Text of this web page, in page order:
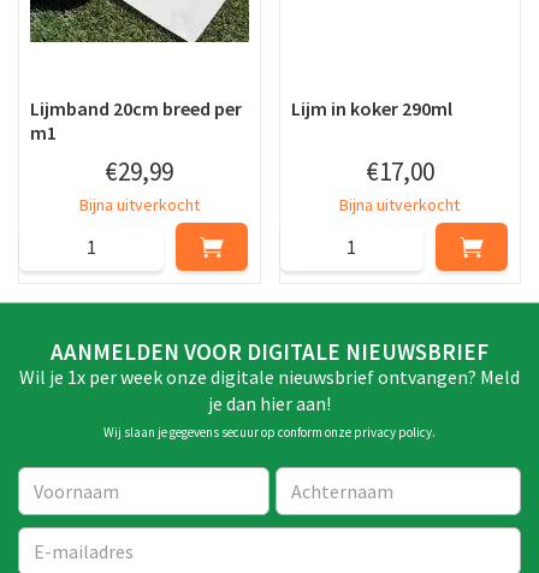
Lijmband 20cm breed per
m1
€29,99
Bijna uitverkocht
Lijm in koker 290ml
€17,00
Bijna uitverkocht
AANMELDEN VOOR DIGITALE NIEUWSBRIEF
Wil je 1x per week onze digitale nieuwsbrief ontvangen? Meld
je dan hier aan!
Wij slaan je gegevens secuur op conform onze privacy policy.